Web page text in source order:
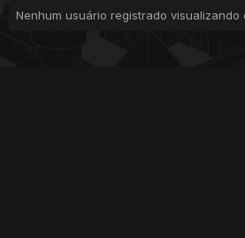
Nenhum usuário registrado visualizando